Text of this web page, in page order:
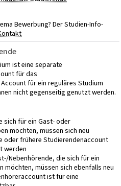
Bewerbung? Der Studien-Info-
ist eine separate
für das
für ein reguläres Studium
nicht gegenseitig genutzt werden.
sich für ein Gast- oder
möchten, müssen sich neu
oder frühere Studierendenaccount
werden
Nebenhörende, die sich für ein
möchten, müssen sich ebenfalls neu
ist für eine